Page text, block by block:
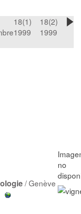
18(1)
1999
18(2)
1999
/ Genève